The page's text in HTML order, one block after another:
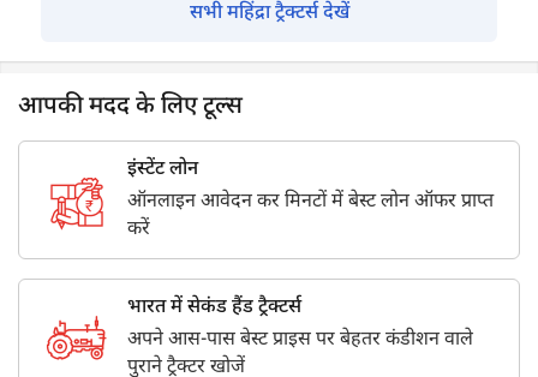
सभी महिंद्रा ट्रैक्टर्स देखें
आपकी मदद के लिए टूल्स
इंस्टेंट लोन
ऑनलाइन आवेदन कर मिनटों में बेस्ट लोन ऑफर प्राप्त
करें
भारत में सेकंड हैंड ट्रैक्टर्स
अपने आस-पास बेस्ट प्राइस पर बेहतर कंडीशन वाले
पुराने ट्रैक्टर खोजें